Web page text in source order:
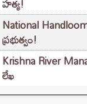
National
ప్రభుత్వం!
Krishna River
లేఖ